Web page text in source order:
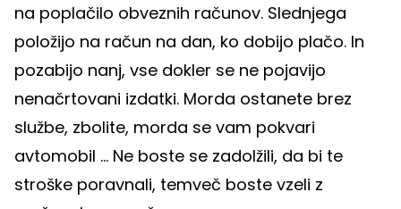
na poplačilo obveznih računov. Slednjega
položijo na račun na dan, ko dobijo plačo. In
pozabijo nanj, vse dokler se ne pojavijo
nenačrtovani izdatki. Morda ostanete brez
službe, zbolite, morda se vam pokvari
avtomobil ... Ne boste se zadolžili, da bi te
stroške poravnali, temveč boste vzeli z